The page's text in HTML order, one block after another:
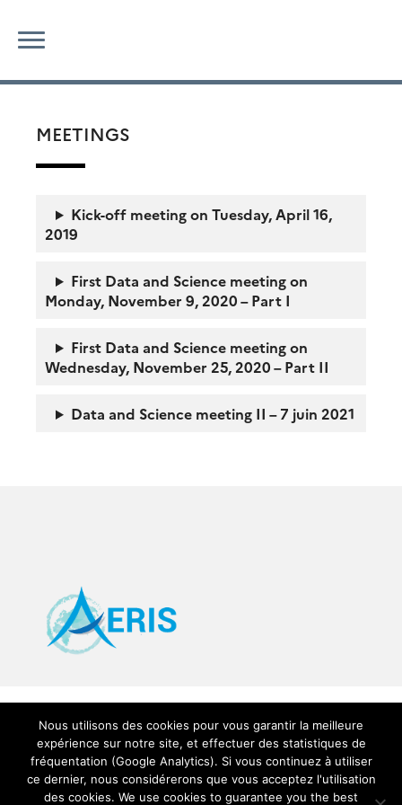
content
MEETINGS
Kick-off meeting on Tuesday, April 16,
2019
First Data and Science meeting on
Monday, November 9, 2020 – Part I
First Data and Science meeting on
Wednesday, November 25, 2020 – Part II
Data and Science meeting II – 7 juin 2021
for:
Nous utilisons des cookies pour vous garantir la meilleure
expérience sur notre site, et effectuer des statistiques de
fréquentation (Google Analytics). Si vous continuez à utiliser
ce dernier, nous considérerons que vous acceptez l'utilisation
des cookies. We use cookies to guarantee you the best